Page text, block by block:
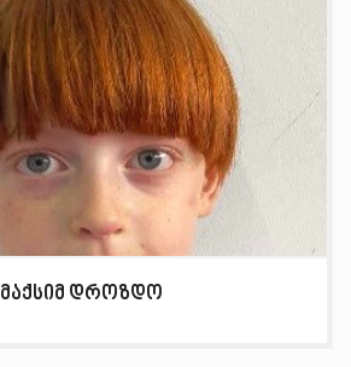
მაქსიმ დროზდო